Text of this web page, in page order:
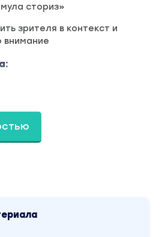
сториз»
зрителя в контекст и
внимание
головная боль или заряд
способ начать